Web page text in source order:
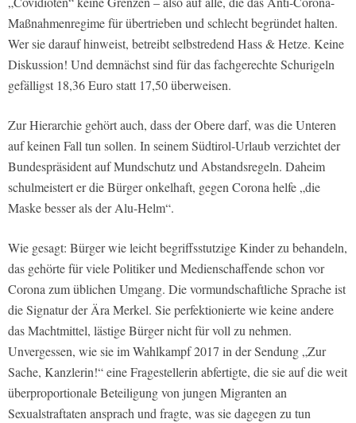
Maßnahmenregime für übertrieben und schlecht begründet halten.
Wer sie darauf hinweist, betreibt selbstredend Hass & Hetze. Keine
Diskussion! Und demnächst sind für das fachgerechte Schurigeln
gefälligst 18,36 Euro statt 17,50 überweisen.
Zur Hierarchie gehört auch, dass der Obere darf, was die Unteren
auf keinen Fall tun sollen. In seinem Südtirol-Urlaub verzichtet der
Bundespräsident auf Mundschutz und Abstandsregeln. Daheim
schulmeistert er die Bürger onkelhaft, gegen Corona helfe „die
Maske besser als der Alu-Helm“.
Wie gesagt: Bürger wie leicht begriffsstutzige Kinder zu behandeln,
das gehörte für viele Politiker und Medienschaffende schon vor
Corona zum üblichen Umgang. Die vormundschaftliche Sprache ist
die Signatur der Ära Merkel. Sie perfektionierte wie keine andere
das Machtmittel, lästige Bürger nicht für voll zu nehmen.
Unvergessen, wie sie im Wahlkampf 2017 in der Sendung „Zur
Sache, Kanzlerin!“ eine Fragestellerin abfertigte, die sie auf die weit
überproportionale Beteiligung von jungen Migranten an
Sexualstraftaten ansprach und fragte, was sie dagegen zu tun